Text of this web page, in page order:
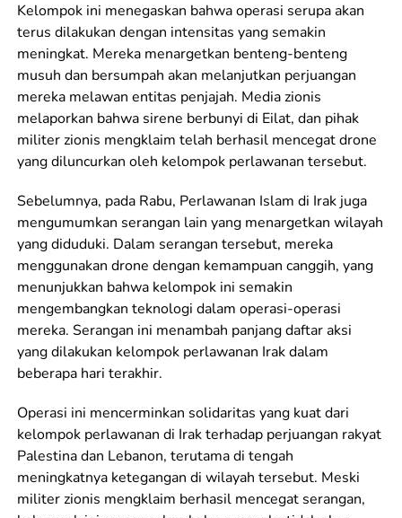
Kelompok ini menegaskan bahwa operasi serupa akan
terus dilakukan dengan intensitas yang semakin
meningkat. Mereka menargetkan benteng-benteng
musuh dan bersumpah akan melanjutkan perjuangan
mereka melawan entitas penjajah. Media zionis
melaporkan bahwa sirene berbunyi di Eilat, dan pihak
militer zionis mengklaim telah berhasil mencegat drone
yang diluncurkan oleh kelompok perlawanan tersebut.
Sebelumnya, pada Rabu, Perlawanan Islam di Irak juga
mengumumkan serangan lain yang menargetkan wilayah
yang diduduki. Dalam serangan tersebut, mereka
menggunakan drone dengan kemampuan canggih, yang
menunjukkan bahwa kelompok ini semakin
mengembangkan teknologi dalam operasi-operasi
mereka. Serangan ini menambah panjang daftar aksi
yang dilakukan kelompok perlawanan Irak dalam
beberapa hari terakhir.
Operasi ini mencerminkan solidaritas yang kuat dari
kelompok perlawanan di Irak terhadap perjuangan rakyat
Palestina dan Lebanon, terutama di tengah
meningkatnya ketegangan di wilayah tersebut. Meski
militer zionis mengklaim berhasil mencegat serangan,